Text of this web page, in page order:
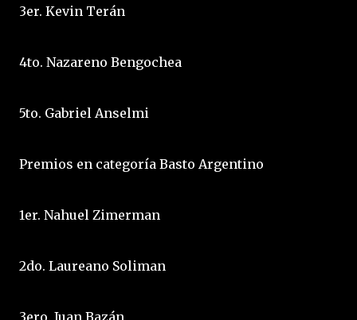
3er. Kevin Terán
4to. Nazareno Bengochea
5to. Gabriel Anselmi
Premios en categoría Basto Argentino
1er. Nahuel Zimerman
2do. Laureano Soliman
3ero. Juan Bazán